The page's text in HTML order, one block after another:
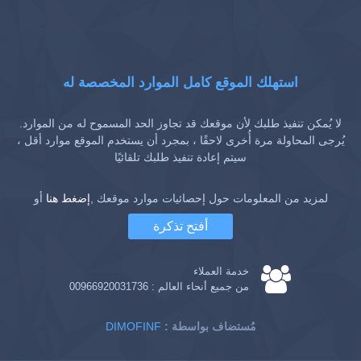
استهلك الموقع كامل الموارد المخصصة له
لا يُمكن تنفيذ طلبك لأن موقعك قد تجاوز الحد المسموح له من الموارد.
يُرجى المحاولة مرة أُخرى لاحقًا ، بمجرد أن يستخدم الموقع موارد أقل ،
سيتم إعادة تنفيذ طلبك تلقائيًا
لمزيد من المعلومات حول إحصائيات موارد موقعك ,إضغط هنا أو
أفتح تذكرة
خدمة العملاء
من جميع أنحاء العالم : 00966920031736
DIMOFINF : مُستضاف بواسطة